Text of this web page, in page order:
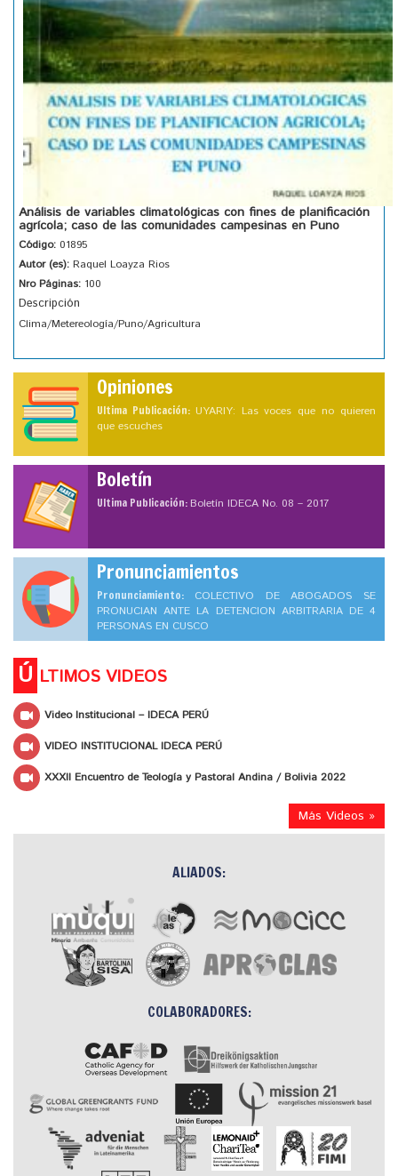
Análisis de variables climatológicas con fines de planificación
agrícola; caso de las comunidades campesinas en Puno
Código: 01895
Autor (es): Raquel Loayza Rios
Nro Páginas: 100
Descripción
Clima/Metereología/Puno/Agricultura
Opiniones
Ultima Publicación: UYARIY: Las voces que no quieren
que escuches
Boletín
Ultima Publicación:Boletín IDECA No. 08 – 2017
Pronunciamientos
Pronunciamiento: COLECTIVO DE ABOGADOS SE
PRONUCIAN ANTE LA DETENCION ARBITRARIA DE 4
PERSONAS EN CUSCO
Ú LTIMOS VIDEOS
Video Institucional – IDECA PERÚ
VIDEO INSTITUCIONAL IDECA PERÚ
XXXII Encuentro de Teología y Pastoral Andina / Bolivia 2022
Más Videos »
ALIADOS:
COLABORADORES: